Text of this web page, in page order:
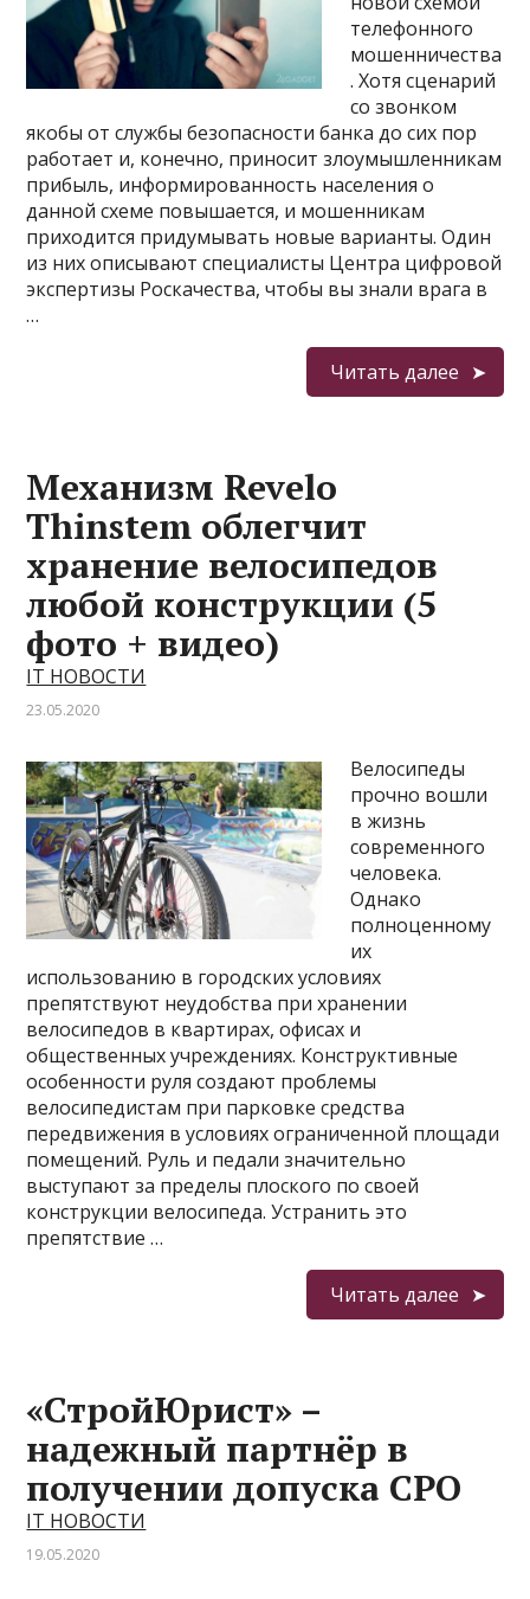
телефонного
мошенничества
. Хотя сценарий
со звонком
якобы от службы безопасности банка до сих пор
работает и, конечно, приносит злоумышленникам
прибыль, информированность населения о
данной схеме повышается, и мошенникам
приходится придумывать новые варианты. Один
из них описывают специалисты Центра цифровой
экспертизы Роскачества, чтобы вы знали врага в
…
Читать далее
Механизм Revelo
Thinstem облегчит
хранение велосипедов
любой конструкции (5
фото + видео)
IT НОВОСТИ
23.05.2020
Велосипеды
прочно вошли
в жизнь
современного
человека.
Однако
полноценному
их
использованию в городских условиях
препятствуют неудобства при хранении
велосипедов в квартирах, офисах и
общественных учреждениях. Конструктивные
особенности руля создают проблемы
велосипедистам при парковке средства
передвижения в условиях ограниченной площади
помещений. Руль и педали значительно
выступают за пределы плоского по своей
конструкции велосипеда. Устранить это
препятствие …
Читать далее
«СтройЮрист» –
надежный партнёр в
получении допуска СРО
IT НОВОСТИ
19.05.2020